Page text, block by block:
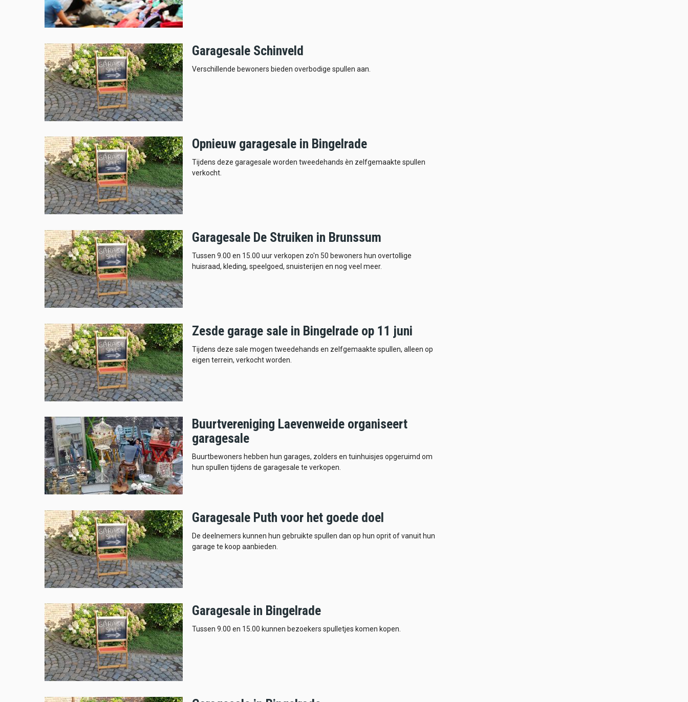
Garagesale Schinveld
Verschillende bewoners bieden overbodige spullen aan.
Opnieuw garagesale in Bingelrade
Tijdens deze garagesale worden tweedehands èn zelfgemaakte spullen
verkocht.
Garagesale De Struiken in Brunssum
Tussen 9.00 en 15.00 uur verkopen zo'n 50 bewoners hun overtollige
huisraad, kleding, speelgoed, snuisterijen en nog veel meer.
Zesde garage sale in Bingelrade op 11 juni
Tijdens deze sale mogen tweedehands en zelfgemaakte spullen, alleen op
eigen terrein, verkocht worden.
Buurtvereniging Laevenweide organiseert
garagesale
Buurtbewoners hebben hun garages, zolders en tuinhuisjes opgeruimd om
hun spullen tijdens de garagesale te verkopen.
Garagesale Puth voor het goede doel
De deelnemers kunnen hun gebruikte spullen dan op hun oprit of vanuit hun
garage te koop aanbieden.
Garagesale in Bingelrade
Tussen 9.00 en 15.00 kunnen bezoekers spulletjes komen kopen.